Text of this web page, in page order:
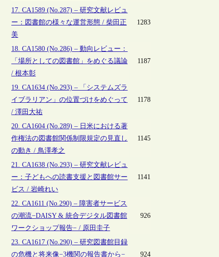
17. CA1589 (No.287) – 研究文献レビュ
ー：図書館の様々な運営形態 / 柴田正
美
1283
18. CA1580 (No.286) – 動向レビュー：
「場所としての図書館」をめぐる議論
/ 根本彰
1187
19. CA1634 (No.293) – 「システムズラ
イブラリアン」の位置づけをめぐって
/ 澤田大祐
1178
20. CA1604 (No.289) – 日米における著
作権法の図書館関係制限規定の見直し
の動き / 鳥澤孝之
1145
21. CA1638 (No.293) – 研究文献レビュ
ー：子どもへの読書支援と図書館サー
ビス / 岩崎れい
1141
22. CA1611 (No.290) – 障害者サービス
の潮流−DAISY & 統合デジタル図書館
ワークショップ報告− / 原田圭子
926
23. CA1617 (No.290) – 研究図書館目録
の危機と将来像−3機関の報告書から−
924